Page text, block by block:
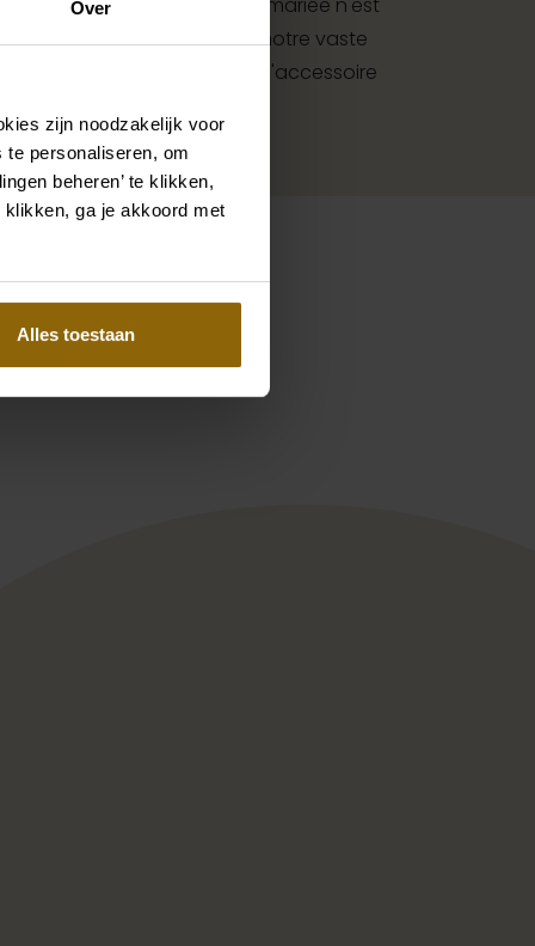
Over
zijn noodzakelijk voor
personaliseren, om
beheren’ te klikken,
klikken, ga je akkoord met
Alles toestaan
des accessoires. Grâce à notre vaste
les mariés, vous trouverez l'accessoire
Pinterest
Michela Ferriero Naiade